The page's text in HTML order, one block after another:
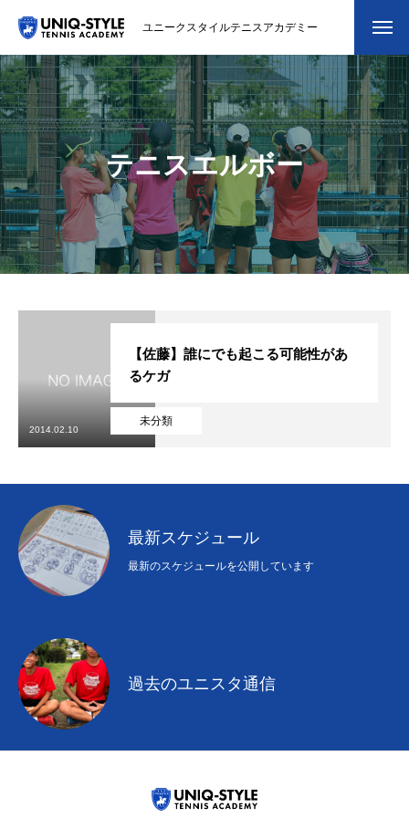
ユニークスタイルテニスアカデミー
初めての方
システム・クラス・料金
スクール紹介・コーチ紹介
大会・イベント
ブログ
会員専用ページ
システム・クラス・料金
テニスエルボー
未分類
【佐藤】誰にでも起こる可能性があ
るケガ
2014.02.10
最新スケジュール
最新のスケジュールを公開しています
過去のユニスタ通信